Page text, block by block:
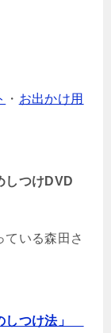
・ お出かけ用
つけDVD
いる森田さ
しつけ法」